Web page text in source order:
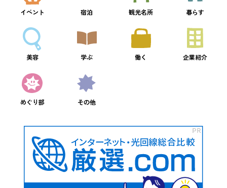
イベント 宿泊 観光名所 暮らす
美容 学ぶ 働く 企業紹介
めぐり部 その他